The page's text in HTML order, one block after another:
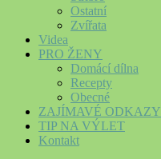
Ostatní
Zvířata
Videa
PRO ŽENY
Domácí dílna
Recepty
Obecné
ZAJÍMAVÉ ODKAZY
TIP NA VÝLET
Kontakt